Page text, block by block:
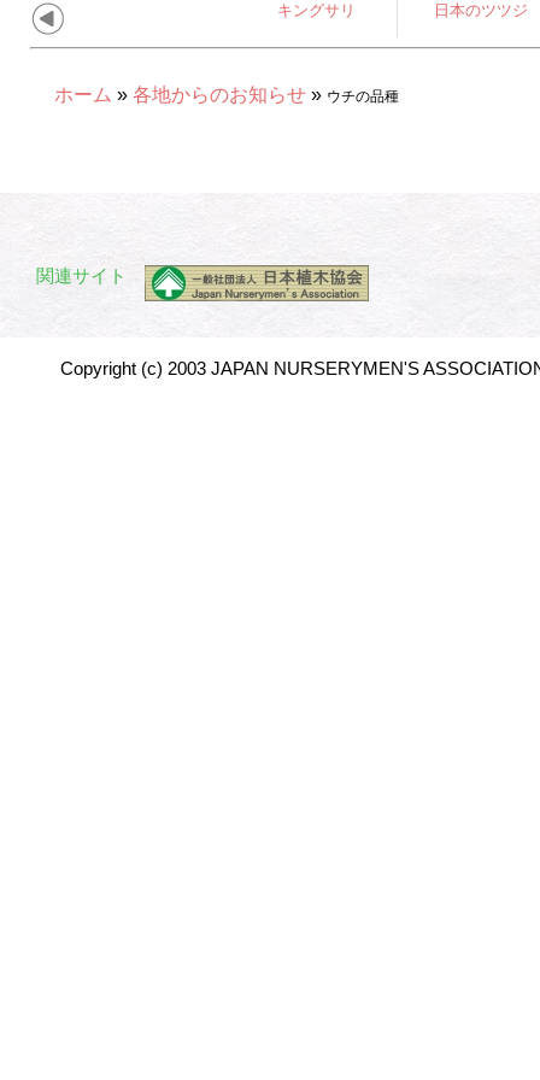
キングサリ 日本のツツジ
ホーム » 各地からのお知らせ » ウチの品種
関連サイト
Copyright (c) 2003 JAPAN NURSERYMEN'S